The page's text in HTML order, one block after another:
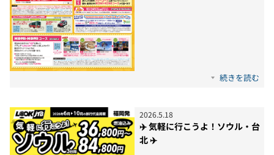
続きを読む
2026.5.18
✈️ 気軽に行こうよ！ソウル・台
北 ✈️